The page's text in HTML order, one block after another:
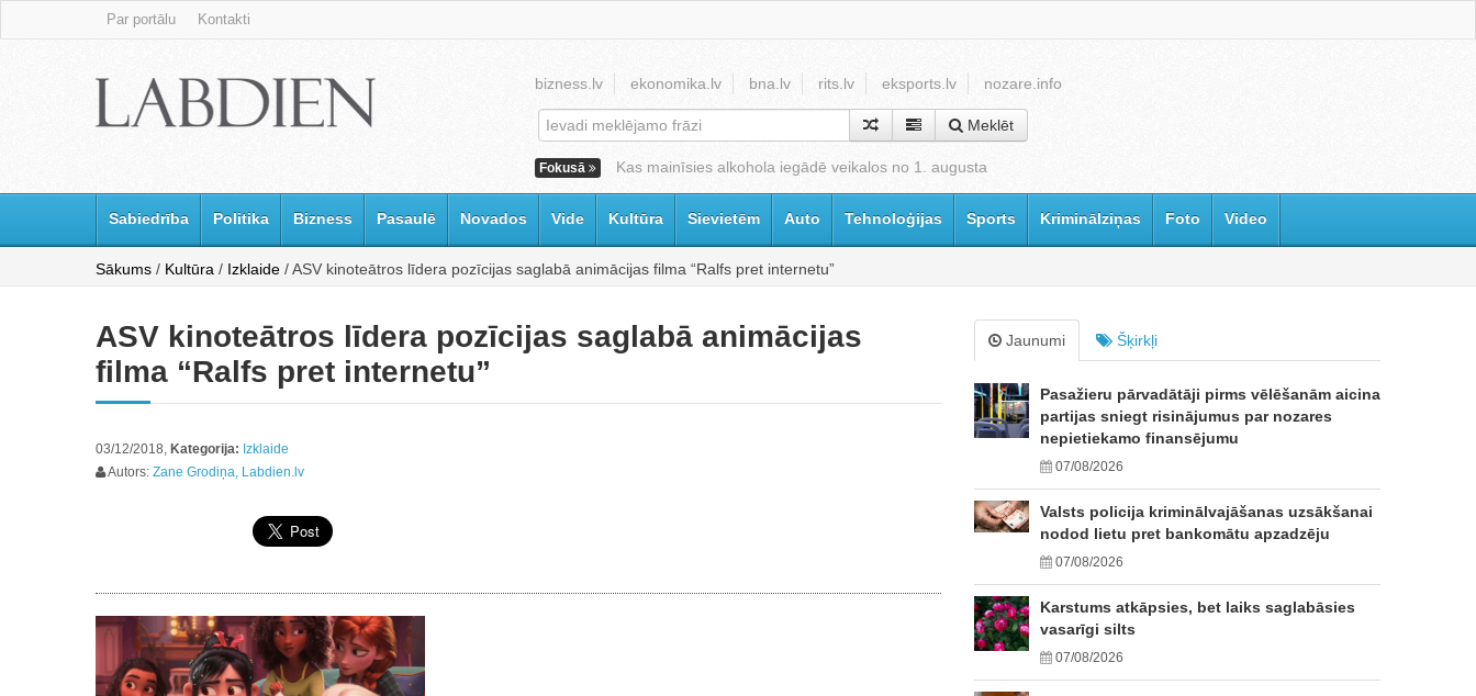
Par portālu Kontakti
bizness.lv ekonomika.lv bna.lv rits.lv eksports.lv nozare.info
Meklēt
Fokusā Kas mainīsies alkohola iegādē veikalos no 1. augusta
Sabiedrība Politika Bizness Pasaulē Novados Vide Kultūra Sievietēm Auto Tehnoloģijas Sports Kriminālziņas Foto Video
Sākums / Kultūra / Izklaide / ASV kinoteātros līdera pozīcijas saglabā animācijas filma “Ralfs pret internetu”
ASV kinoteātros līdera pozīcijas saglabā animācijas
filma “Ralfs pret internetu”
03/12/2018, Kategorija: Izklaide
Autors: Zane Grodiņa, Labdien.lv
Jaunumi Šķirkļi
Pasažieru pārvadātāji pirms vēlēšanām aicina
partijas sniegt risinājumus par nozares
nepietiekamo finansējumu
07/08/2026
Valsts policija kriminālvajāšanas uzsākšanai
nodod lietu pret bankomātu apzadzēju
07/08/2026
Karstums atkāpsies, bet laiks saglabāsies
vasarīgi silts
07/08/2026